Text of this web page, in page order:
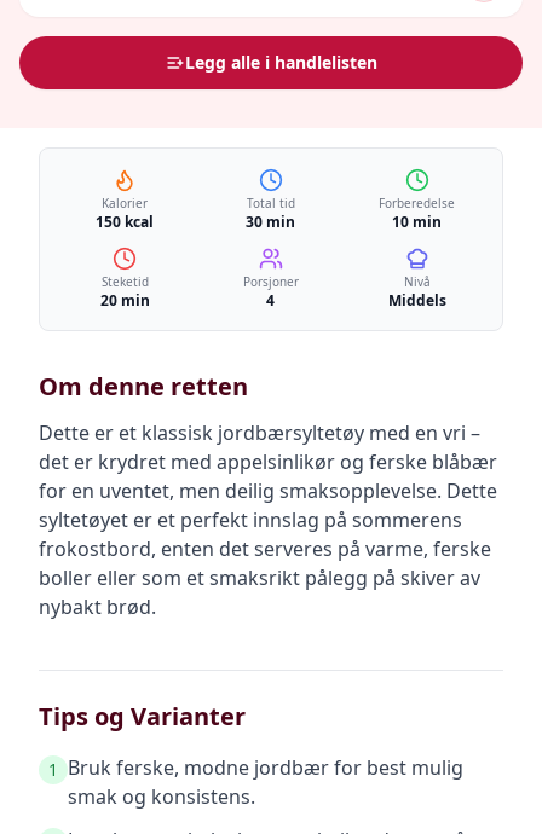
Legg alle i handlelisten
Kalorier
150 kcal
Total tid
30 min
Forberedelse
10 min
Steketid
20 min
Porsjoner
4
Nivå
Middels
Om denne retten
Dette er et klassisk jordbærsyltetøy med en vri –
det er krydret med appelsinlikør og ferske blåbær
for en uventet, men deilig smaksopplevelse. Dette
syltetøyet er et perfekt innslag på sommerens
frokostbord, enten det serveres på varme, ferske
boller eller som et smaksrikt pålegg på skiver av
nybakt brød.
Tips og Varianter
1
Bruk ferske, modne jordbær for best mulig
smak og konsistens.